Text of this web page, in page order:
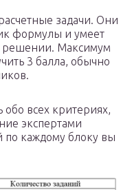
задачи. Они
формулы и умеет
решении. Максимум
3 балла, обычно
всех критериях,
экспертами
каждому блоку вы